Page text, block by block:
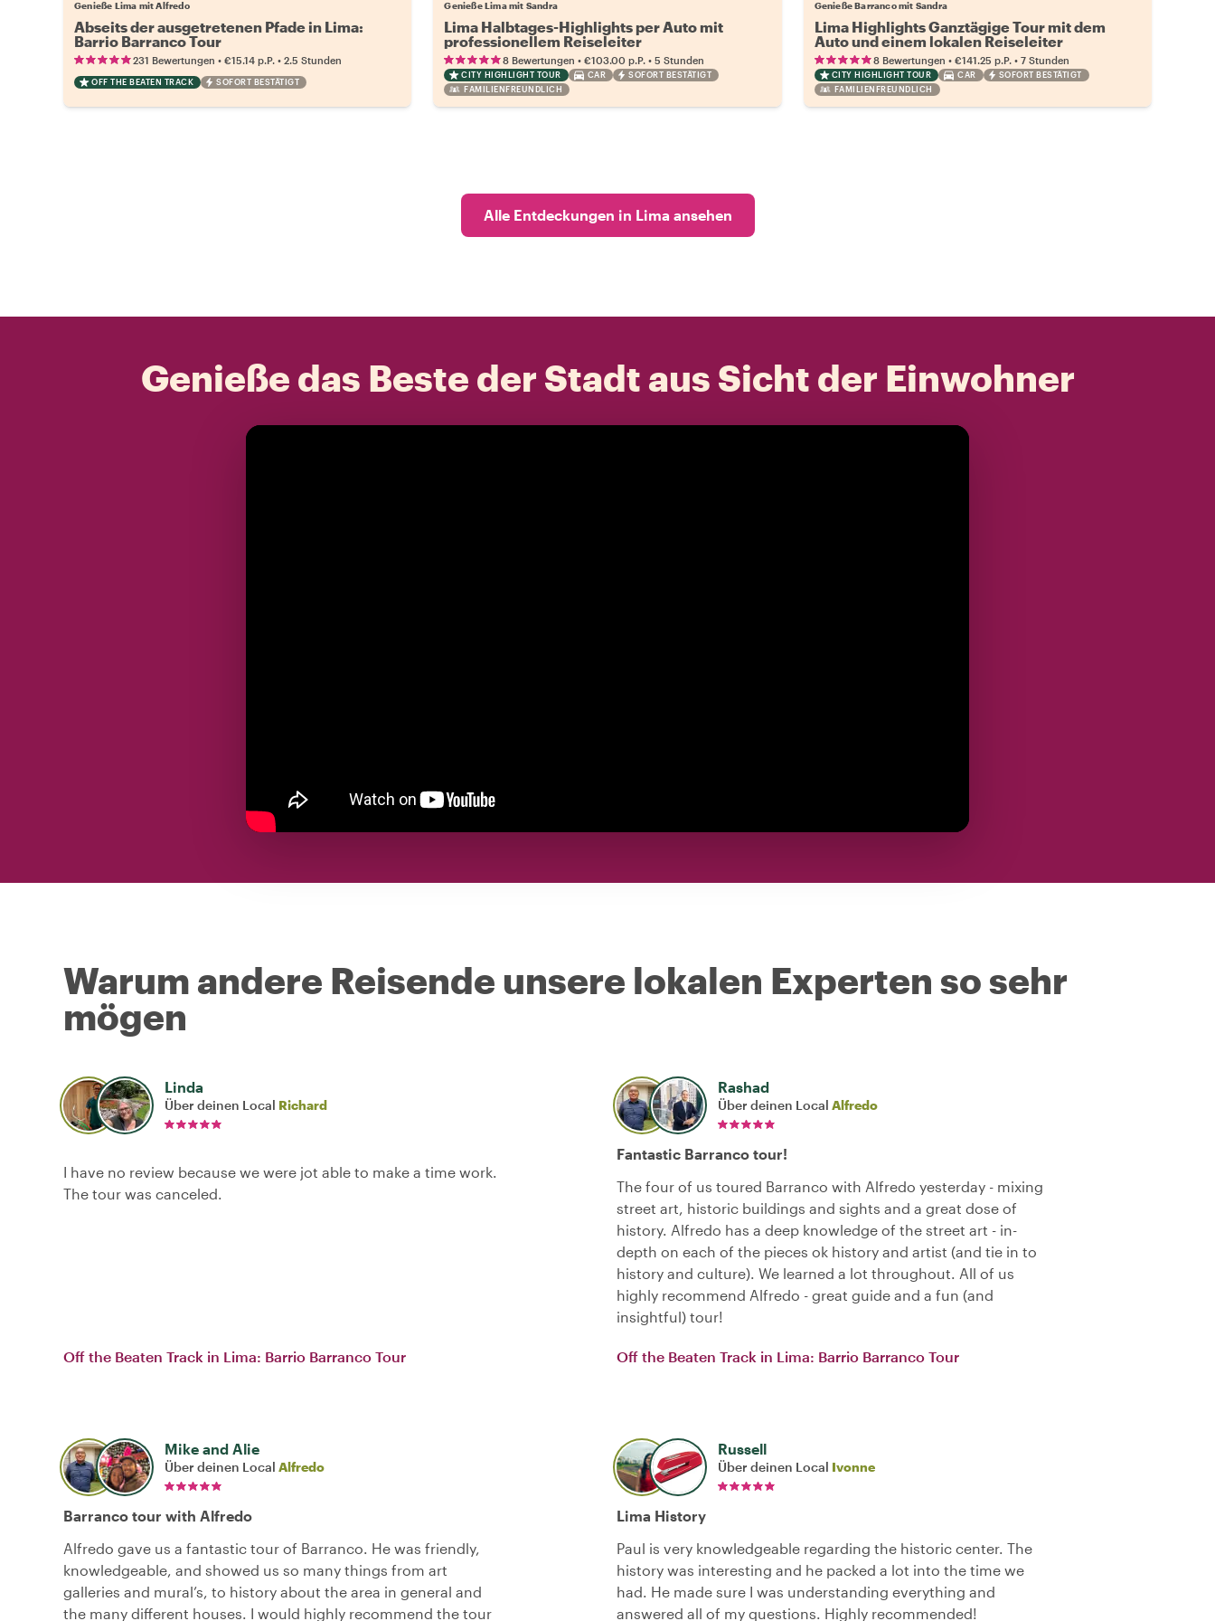
Genieße Lima mit Alfredo
Abseits der ausgetretenen Pfade in Lima:
Barrio Barranco Tour
231 Bewertungen • €15.14 p.P. • 2.5 Stunden
OFF THE BEATEN TRACK SOFORT BESTÄTIGT
Genieße Lima mit Sandra
Lima Halbtages-Highlights per Auto mit
professionellem Reiseleiter
8 Bewertungen •€103.00 p.P. •5 Stunden
CITY HIGHLIGHT TOUR CAR
SOFORT BESTÄTIGT
FAMILIENFREUNDLICH
Genieße Barranco mit Sandra
Lima Highlights Ganztägige Tour mit dem
Auto und einem lokalen Reiseleiter
8 Bewertungen • €141.25 p.P.• 7 Stunden
CITY HIGHLIGHT TOUR CAR
SOFORT BESTÄTIGT
FAMILIENFREUNDLICH
Alle Entdeckungen in Lima ansehen
Genieße das Beste der Stadt aus Sicht der Einwohner
Warum andere Reisende unsere lokalen Experten so sehr
mögen
Linda
Über deinen Local Richard
I have no review because we were jot able to make a time work.
The tour was canceled.
Off the Beaten Track in Lima: Barrio Barranco Tour
Rashad
Über deinen Local Alfredo
Fantastic Barranco tour!
The four of us toured Barranco with Alfredo yesterday - mixing
street art, historic buildings and sights and a great dose of
history. Alfredo has a deep knowledge of the street art - in-
depth on each of the pieces ok history and artist (and tie in to
history and culture). We learned a lot throughout. All of us
highly recommend Alfredo - great guide and a fun (and
insightful) tour!
Off the Beaten Track in Lima: Barrio Barranco Tour
Mike and Alie
Über deinen Local Alfredo
Barranco tour with Alfredo
Alfredo gave us a fantastic tour of Barranco. He was friendly,
knowledgeable, and showed us so many things from art
galleries and mural’s, to history about the area in general and
the many different houses. I would highly recommend the tour
Russell
Über deinen Local Ivonne
Lima History
Paul is very knowledgeable regarding the historic center. The
history was interesting and he packed a lot into the time we
had. He made sure I was understanding everything and
answered all of my questions. Highly recommended!